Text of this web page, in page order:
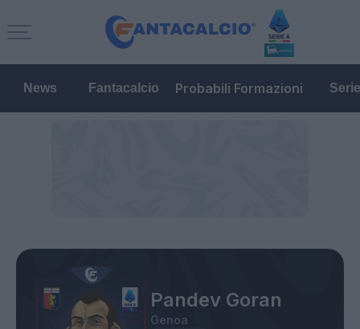
News Fantacalcio Probabili Formazioni
Pandev Goran
Genoa